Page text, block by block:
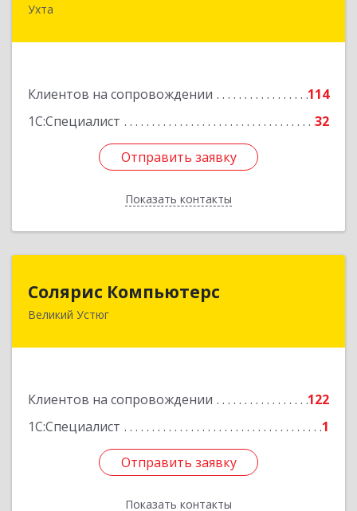
Ухта
Клиентов на сопровождении
114
1С:Специалист
32
Отправить заявку
Показать контакты
169300, Коми Респ, Ухта г, Строителей пр-д 1, 2
Отправить заявку
Назад
Солярис Компьютерс
Великий Устюг
Клиентов на сопровождении
122
1С:Специалист
1
Отправить заявку
Показать контакты
162390, Вологодская обл, Великий Устюг г,
Отправить заявку
Назад